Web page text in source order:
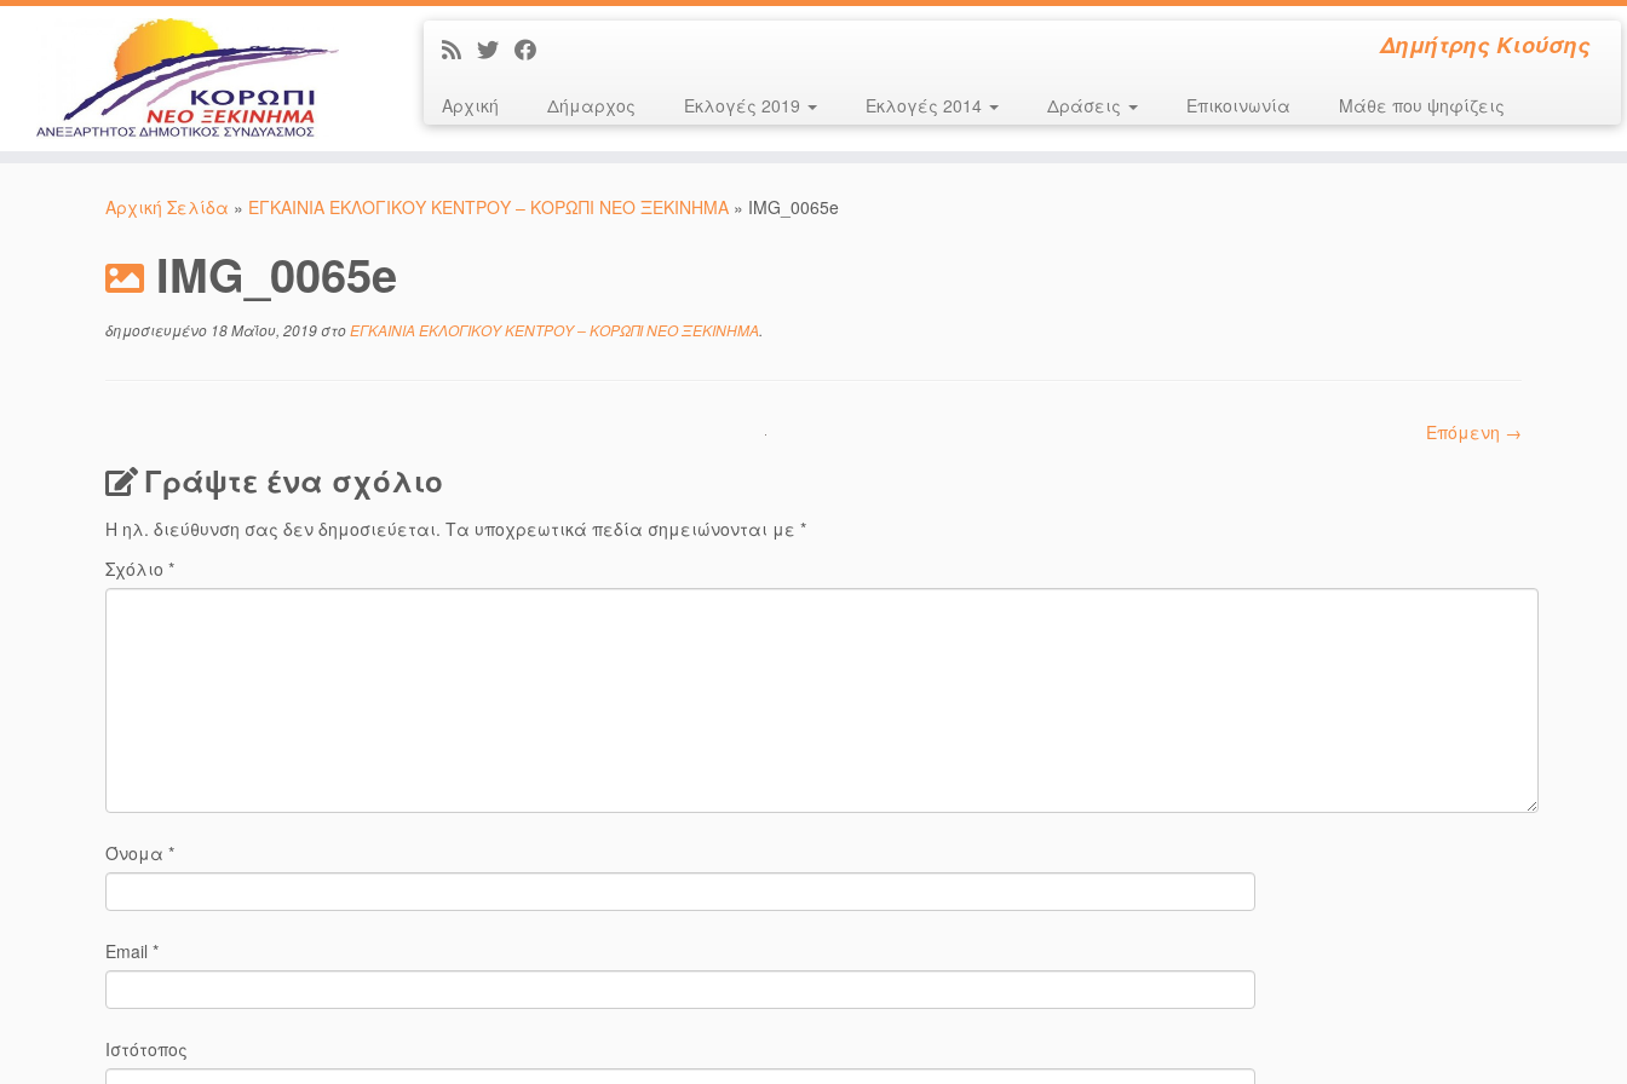
Δημήτρης Κιούσης
Αρχική Δήμαρχος Εκλογές 2019 Εκλογές 2014 Δράσεις Επικοινωνία Μάθε που ψηφίζεις
Αρχική Σελίδα » ΕΓΚΑΙΝΙΑ ΕΚΛΟΓΙΚΟΥ ΚΕΝΤΡΟΥ – ΚΟΡΩΠΙ ΝΕΟ ΞΕΚΙΝΗΜΑ » IMG_0065e
IMG_0065e
δημοσιευμένο 18 Μαΐου, 2019στοΕΓΚΑΙΝΙΑ ΕΚΛΟΓΙΚΟΥ ΚΕΝΤΡΟΥ – ΚΟΡΩΠΙ ΝΕΟ ΞΕΚΙΝΗΜΑ.
Επόμενη →
Γράψτε ένα σχόλιο
Η ηλ. διεύθυνση σας δεν δημοσιεύεται. Τα υποχρεωτικά πεδία σημειώνονται με *
Σχόλιο *
Όνομα *
Email *
Ιστότοπος